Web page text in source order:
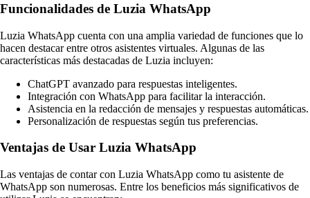
Funcionalidades de Luzia WhatsApp
Luzia WhatsApp cuenta con una amplia variedad de funciones que lo
hacen destacar entre otros asistentes virtuales. Algunas de las
características más destacadas de Luzia incluyen:
ChatGPT avanzado para respuestas inteligentes.
Integración con WhatsApp para facilitar la interacción.
Asistencia en la redacción de mensajes y respuestas automáticas.
Personalización de respuestas según tus preferencias.
Ventajas de Usar Luzia WhatsApp
Las ventajas de contar con Luzia WhatsApp como tu asistente de
WhatsApp son numerosas. Entre los beneficios más significativos de